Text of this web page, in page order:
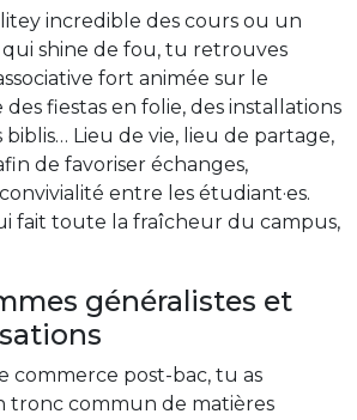
incredible des cours ou un
shine de fou, tu retrouves
fort animée sur le
des fiestas en folie, des installations
Lieu de vie, lieu de partage,
de favoriser échanges,
entre les étudiant·es.
fait toute la fraîcheur du campus,
généralistes et
commerce post-bac, tu as
tronc commun de matières